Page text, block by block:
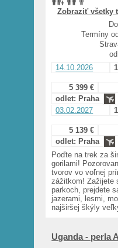
Zobraziť všetky
Termíny
14.10.2026
5 399 €
odlet: Praha
03.02.2027
5 139 €
odlet: Praha
Poďte na trek za
gorilami!
tvorov vo voľnej
zážitkom! Zažijete
parkoch, prejdete
jazerami, lesmi,
najširšej škýly
Uganda - perla